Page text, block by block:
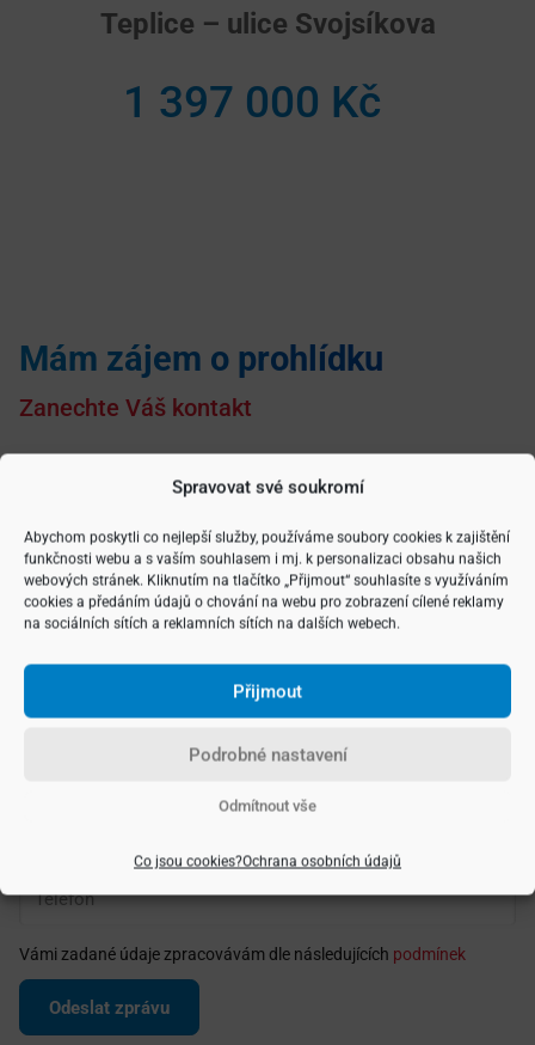
Spravovat své soukromí
Abychom poskytli co nejlepší služby, používáme soubory cookies k zajištění
funkčnosti webu a s vaším souhlasem i mj. k personalizaci obsahu našich
webových stránek. Kliknutím na tlačítko „Přijmout“ souhlasíte s využíváním
cookies a předáním údajů o chování na webu pro zobrazení cílené reklamy
na sociálních sítích a reklamních sítích na dalších webech.
Přijmout
Odmítnout vše
Podrobné nastavení
Co jsou cookies?Ochrana osobních údajů
Teplice – ulice Svojsíkova
1 397 000 Kč
Mám zájem o prohlídku
Zanechte Váš kontakt
Vyberte si typ nemovitosti
Vámi zadané údaje zpracovávám dle následujících podmínek